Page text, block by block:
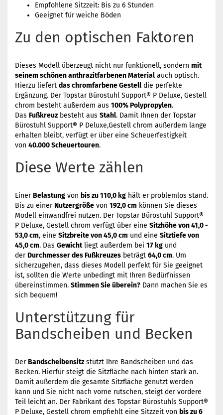
Empfohlene Sitzzeit: Bis zu 6 Stunden
Geeignet für weiche Böden
Zu den optischen Faktoren
Dieses Modell überzeugt nicht nur funktionell, sondern mit
seinem schönen anthrazitfarbenen Material auch optisch.
Hierzu liefert das chromfarbene Gestell die perfekte
Ergänzung. Der Topstar Bürostuhl Support® P Deluxe, Gestell
chrom besteht außerdem aus 100% Polypropylen.
Das Fußkreuzbesteht aus Stahl. Damit Ihnen der Topstar
Bürostuhl Support® P Deluxe,Gestell chrom außerdem lange
erhalten bleibt, verfügt er über eine Scheuerfestigkeit
von 40.000 Scheuertouren.
Diese Werte zählen
EinerBelastung von bis zu 110,0 kg hält er problemlos stand.
Bis zu einerNutzergröße von 192,0 cm können Sie dieses
Modell einwandfrei nutzen. Der Topstar Bürostuhl Support®
P Deluxe, Gestell chrom verfügt über eine Sitzhöhe von 41,0 -
53,0 cm, eine Sitzbreite von 45,0 cm und eine Sitztiefe von
45,0 cm. Das Gewichtliegt außerdem bei 17 kg und
derDurchmesser des Fußkreuzes beträgt 64,0 cm. Um
sicherzugehen, dass dieses Modell perfekt für Sie geeignet
ist, sollten die Werte unbedingt mit Ihren Bedürfnissen
übereinstimmen. Stimmen Sie überein? Dann machen Sie es
sich bequem!
Unterstützung für
Bandscheiben und Becken
DerBandscheibensitzstützt Ihre Bandscheiben und das
Becken. Hierfür steigt die Sitzfläche nach hinten stark an.
Damit außerdem die gesamte Sitzfläche genutzt werden
kann und Sie nicht nach vorne rutschen, steigt der vordere
Teil leicht an. Der Fabrikant des Topstar Bürostuhls Support®
P Deluxe, Gestell chrom empfiehlt eine Sitzzeit von bis zu 6